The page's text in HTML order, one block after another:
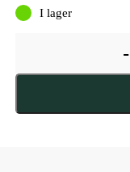
I lager
-